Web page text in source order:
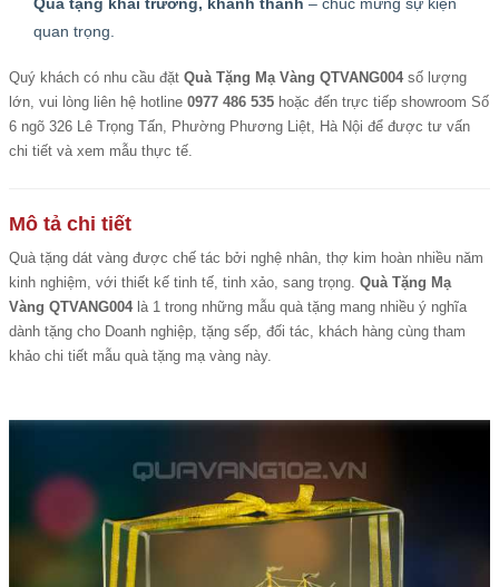
quan trọng.
Quý khách có nhu cầu đặt Quà Tặng Mạ Vàng QTVANG004số lượng
lớn, vui lòng liên hệ hotline 0977 486 535 hoặc đến trực tiếp showroom Số
6 ngõ 326 Lê Trọng Tấn, Phường Phương Liệt, Hà Nội để được tư vấn
chi tiết và xem mẫu thực tế.
Mô tả chi tiết
Quà tặng dát vàng được chế tác bởi nghệ nhân, thợ kim hoàn nhiều năm
kinh nghiệm, với thiết kế tinh tế, tinh xảo, sang trọng. Quà Tặng Mạ
Vàng QTVANG004là 1 trong những mẫu quà tặng mang nhiều ý nghĩa
dành tặng cho Doanh nghiệp, tặng sếp, đối tác, khách hàng cùng tham
khảo chi tiết mẫu quà tặng mạ vàng này.